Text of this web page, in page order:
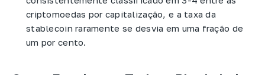
criptomoedas por capitalização, e a taxa da
stablecoin raramente se desvia em uma fração de
um por cento.